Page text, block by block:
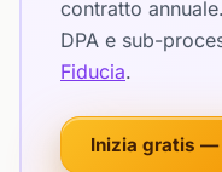
contratto
DPA e sub-
Fiducia.
Inizia gratis —